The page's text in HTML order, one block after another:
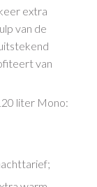
extra
van de
van
liter Mono: